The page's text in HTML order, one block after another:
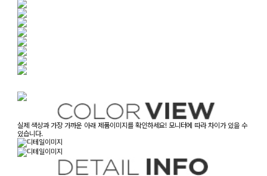
실제 색상과 가장 가까운 아래 제품이미지를 확인하세요! 모니터에 따라 차이가 있을 수
있습니다.